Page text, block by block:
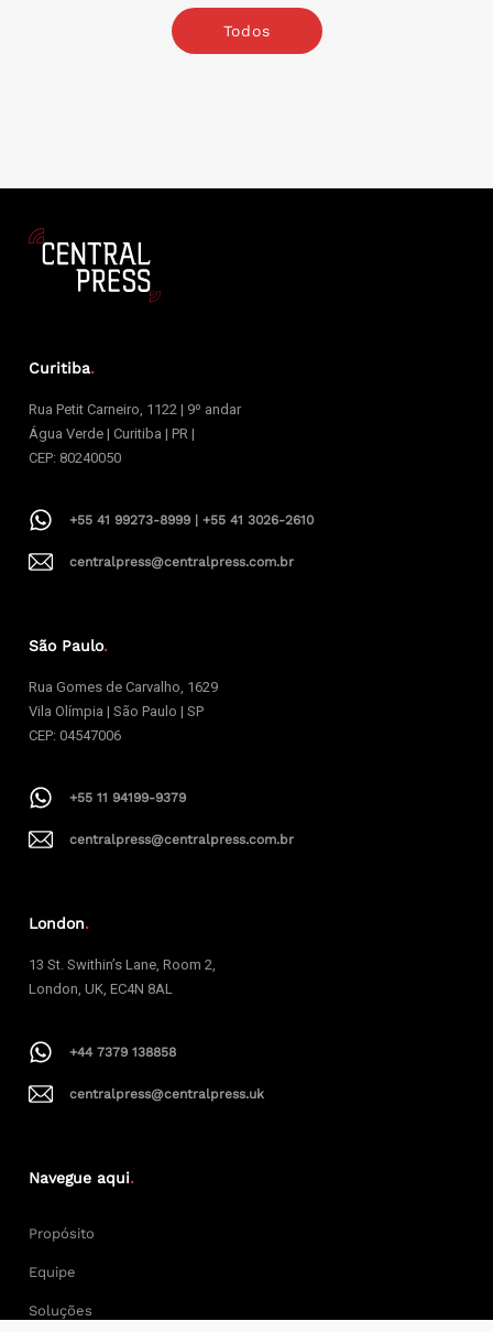
Todos
Curitiba.
Rua Petit Carneiro, 1122 | 9º andar
Água Verde | Curitiba | PR |
CEP: 80240050
+55 41 99273-8999 | +55 41 3026-2610
centralpress@centralpress.com.br
São Paulo.
Rua Gomes de Carvalho, 1629
Vila Olímpia | São Paulo | SP
CEP: 04547006
+55 11 94199-9379
centralpress@centralpress.com.br
London.
13 St. Swithin’s Lane, Room 2,
London, UK, EC4N 8AL
+44 7379 138858
centralpress@centralpress.uk
Navegue aqui.
Propósito
Equipe
Soluções